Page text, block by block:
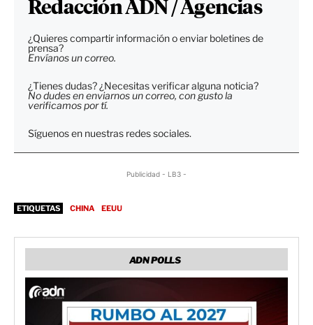
Redacción ADN / Agencias
¿Quieres compartir información o enviar boletines de
prensa?
Envíanos un correo.
¿Tienes dudas? ¿Necesitas verificar alguna noticia?
No dudes en enviarnos un correo, con gusto la
verificamos por tí.
Síguenos en nuestras redes sociales.
Publicidad - LB3 -
ETIQUETAS CHINA EEUU
ADN POLLS